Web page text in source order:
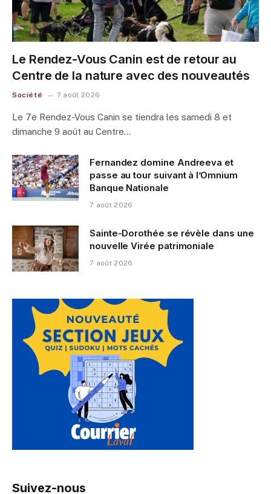
Le Rendez-Vous Canin est de retour au
Centre de la nature avec des nouveautés
Société 7 août 2026
Le 7e Rendez-Vous Canin se tiendra les samedi 8 et
dimanche 9 août au Centre…
Fernandez domine Andreeva et
passe au tour suivant à l’Omnium
Banque Nationale
7 août 2026
Sainte-Dorothée se révèle dans une
nouvelle Virée patrimoniale
7 août 2026
Suivez-nous